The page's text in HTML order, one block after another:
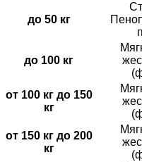
до 50 кг
до 100 кг
от 100 кг до 150
кг
от 150 кг до 200
кг